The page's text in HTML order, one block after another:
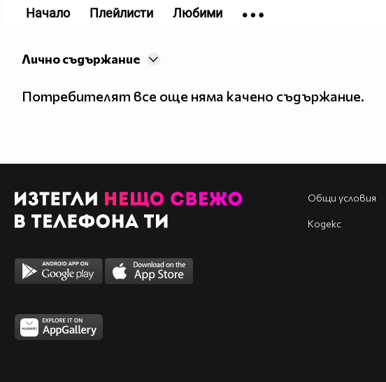
Лично съдържание
Потребителят все още няма качено съдържание.
Начало Плейлисти Любими
Общи условия
Кодекс